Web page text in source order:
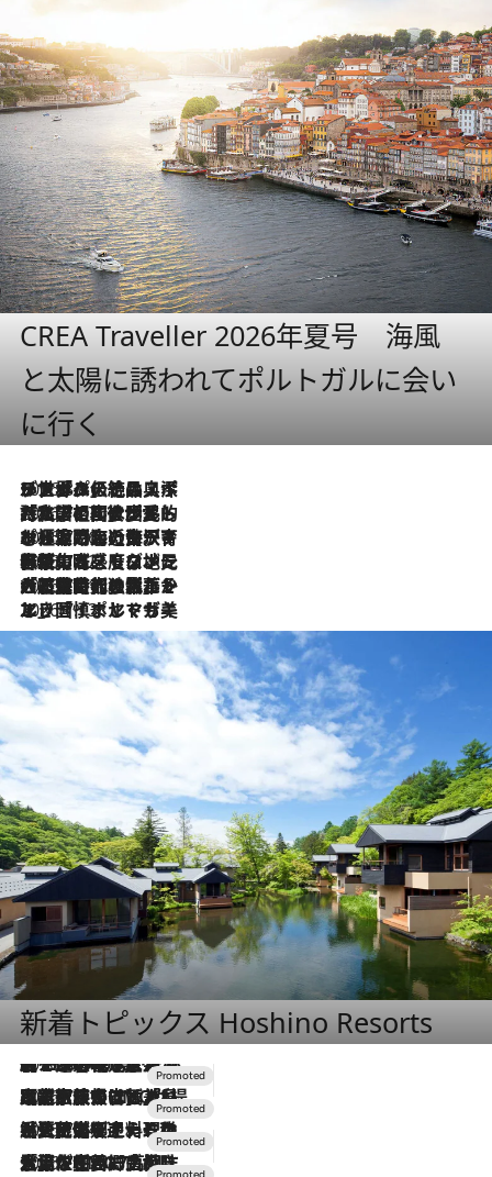
CREA Traveller 2026年夏号 海風
と太陽に誘われてポルトガルに会い
に行く
2026.8.8
リスボンの絶品スイーツ「パステル・デ・ナタ」とは？ポルトガル伝統の奥深い世界へ
2026.7.27
「私の祖国はポルトガル語です」国民的詩人フェルナンド・ペソアと、彼が愛した文学の街を歩く
2026.7.26
ポルトガル近海が育む極上の海の幸。キリリと冷えた白ワインと愉しむ、シーフード専門店の贅沢
2026.7.22
伝統の味をモダンに昇華。高感度な地元客が集う、リスボンの最旬ガストロノミー
2026.7.21
大航海時代の栄華から、震災、独裁、そして革命へ。ポルトガル・首都リスボンの石畳に刻まれた「歴史の光と影」
2026.7.13
エッセイ・ヤマザキマリ「慎ましくも美しき国 ポルトガル」
新着トピックス Hoshino Resorts
2026.8.7
【トンボの足水浴】ヒノキの香りに包まれて涼感マックス！約13℃の湧水かけ流しを避暑地「星野温泉 トンボの湯」で体験
2026.7.31
【ホテル帰省】という選択肢をOMOが提案。家族とほどよい距離を保つには「昼は実家、夜は気兼ねなくホテルで！」
2026.7.24
【夏限定ディナーコース】旬を迎える稚鮎や花ズッキーニなどをイタリア・トスカーナの郷土料理の手法で満喫！
2026.7.17
「土佐和ハーブかき氷」がOMO7高知に登場！生姜、山椒、大葉など目にも舌にも涼を呼ぶ郷土の味